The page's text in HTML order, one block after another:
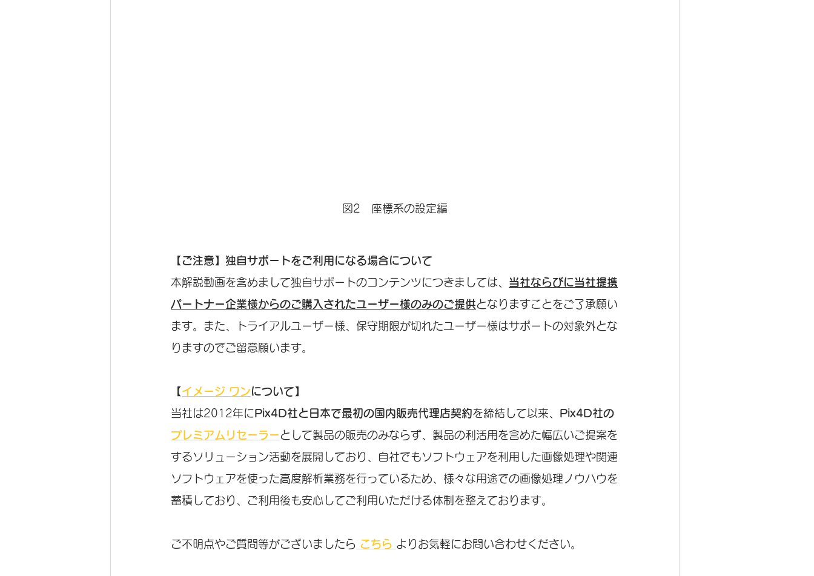
図2　座標系の設定編
【ご注意】独自サポートをご利用になる場合について
本解説動画を含めまして独自サポートのコンテンツにつきましては、 当社ならびに当社提携
パートナー企業様からのご購入されたユーザー様のみのご提供となりますことをご了承願い
ます。また、トライアルユーザー様、保守期限が切れたユーザー様はサポートの対象外とな
りますのでご留意願います。
【イメージ ワンについて】
当社は2012年にPix4D社と日本で最初の国内販売代理店契約を締結して以来、 Pix4D社の
プレミアムリセーラーとして製品の販売のみならず、製品の利活用を含めた幅広いご提案を
するソリューション活動を展開しており、自社でもソフトウェアを利用した画像処理や関連
ソフトウェアを使った高度解析業務を行っているため、様々な用途での画像処理ノウハウを
蓄積しており、ご利用後も安心してご利用いただける体制を整えております。
ご不明点やご質問等がございましたら こちら よりお気軽にお問い合わせください。